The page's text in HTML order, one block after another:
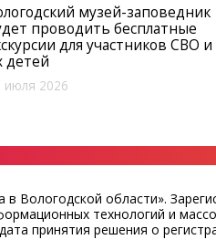
музей-заповедник
проводить бесплатные
для участников СВО и
детей
июля 2026
в Вологодской области».
технологий и
принятия решения о